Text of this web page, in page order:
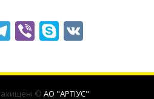
TELEGRAM
VIBERSKYPE
© АО "АРТІУС"